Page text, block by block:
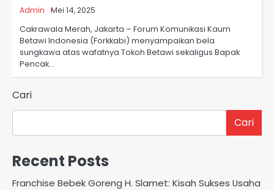
Admin Mei 14, 2025
Cakrawala Merah, Jakarta – Forum Komunikasi Kaum
Betawi Indonesia (Forkkabi) menyampaikan bela
sungkawa atas wafatnya Tokoh Betawi sekaligus Bapak
Pencak…
Cari
Cari
Recent Posts
Franchise Bebek Goreng H. Slamet: Kisah Sukses Usaha